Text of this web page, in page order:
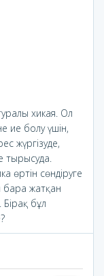
хикая. Ол
ие болу үшін,
жүргізуде,
тырысуда.
өртін сөндіруге
бара жатқан
Бірақ бұл